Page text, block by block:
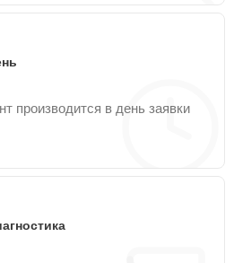
производится в день заявки